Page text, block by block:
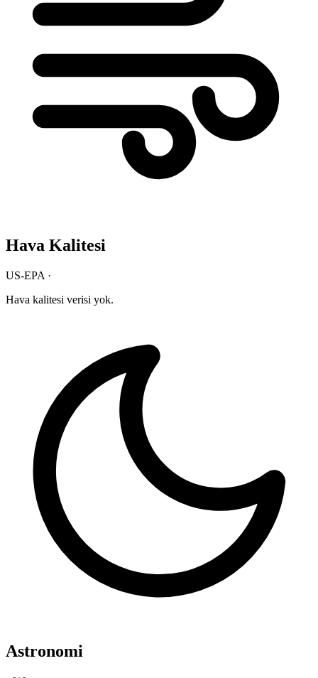
Hava Kalitesi
US-EPA ·
Hava kalitesi verisi yok.
Astronomi